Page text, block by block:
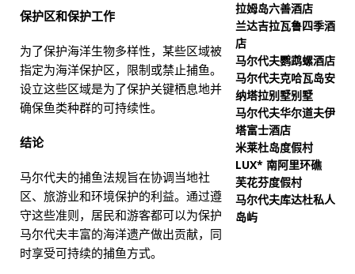
保护区和保护工作
为了保护海洋生物多样性，某些区域被
指定为海洋保护区，限制或禁止捕鱼。
设立这些区域是为了保护关键栖息地并
确保鱼类种群的可持续性。​
结论
马尔代夫的捕鱼法规旨在协调当地社
区、旅游业和环境保护的利益。通过遵
守这些准则，居民和游客都可以为保护
马尔代夫丰富的海洋遗产做出贡献，同
时享受可持续的捕鱼方式。
拉姆岛六善酒店
兰达吉拉瓦鲁四季酒
店
马尔代夫鹦鹉螺酒店
马尔代夫克哈瓦岛安
纳塔拉别墅别墅
马尔代夫华尔道夫伊
塔富士酒店
米莱杜岛度假村
LUX* 南阿里环礁
芙花芬度假村
马尔代夫库达杜私人
岛屿